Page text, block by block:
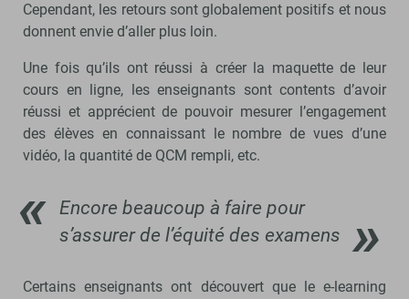
Cependant, les retours sont globalement positifs et nous
donnent envie d’aller plus loin.
Une fois qu’ils ont réussi à créer la maquette de leur
cours en ligne, les enseignants sont contents d’avoir
réussi et apprécient de pouvoir mesurer l’engagement
des élèves en connaissant le nombre de vues d’une
vidéo, la quantité de QCM rempli, etc.
Encore beaucoup à faire pour
s’assurer de l’équité des examens
Certains enseignants ont découvert que le e-learning